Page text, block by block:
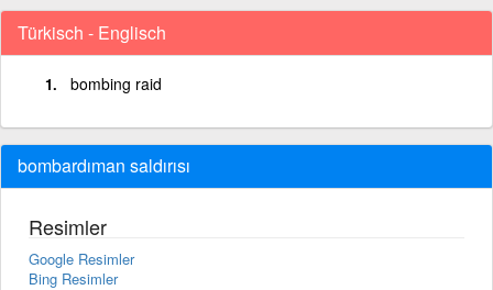
Türkisch - Englisch
bombing raid
bombardıman saldırısı
Resimler
Google Resimler
Bing Resimler